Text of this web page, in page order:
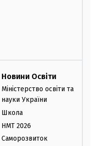
Новини Освіти
Міністерство освіти та
науки України
Школа
НМТ 2026
Саморозвиток